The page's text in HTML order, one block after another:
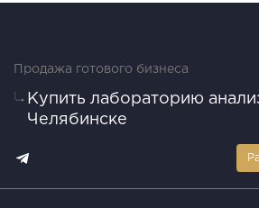
Продажа готового бизнеса
Купить лабораторию
Челябинске